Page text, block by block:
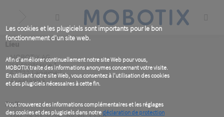
Les cookies et les plugiciels sont importants pour le bon
fonctionnement d'un site web.
Afin d'améliorer continuellement notre site Web pour vous,
MOBOTIX traite des informations anonymes concernant votre visite.
En utilisant notre site Web, vous consentez à l'utilisation des cookies
et des plugiciels nécessaires à cette fin.
Vous trouverez des informations complémentaires et les réglages
des cookies et des plugiciels dans notredéclaration de protection
content
MOBOTIX AG
Kaiserstrasse 1
67722Langmeil
Allemagne
De/A